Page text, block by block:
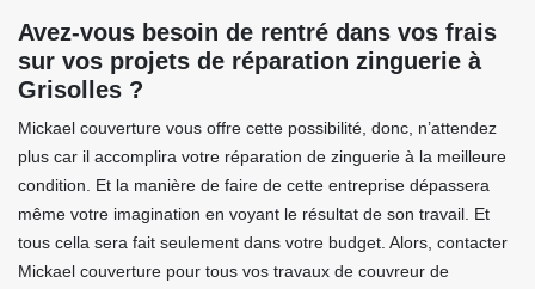
Avez-vous besoin de rentré dans vos frais
sur vos projets de réparation zinguerie à
Grisolles ?
Mickael couverture vous offre cette possibilité, donc, n’attendez
plus car il accomplira votre réparation de zinguerie à la meilleure
condition. Et la manière de faire de cette entreprise dépassera
même votre imagination en voyant le résultat de son travail. Et
tous cella sera fait seulement dans votre budget. Alors, contacter
Mickael couverture pour tous vos travaux de couvreur de